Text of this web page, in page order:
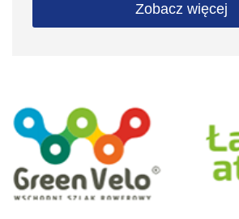
Zobacz więcej